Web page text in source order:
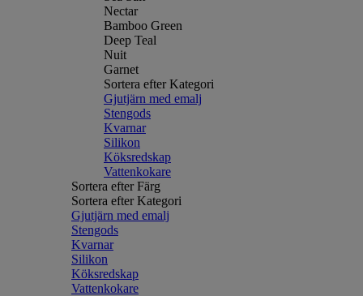
Nectar
Bamboo Green
Deep Teal
Nuit
Garnet
Sortera efter Kategori
Gjutjärn med emalj
Stengods
Kvarnar
Silikon
Köksredskap
Vattenkokare
Sortera efter Färg
Sortera efter Kategori
Gjutjärn med emalj
Stengods
Kvarnar
Silikon
Köksredskap
Vattenkokare